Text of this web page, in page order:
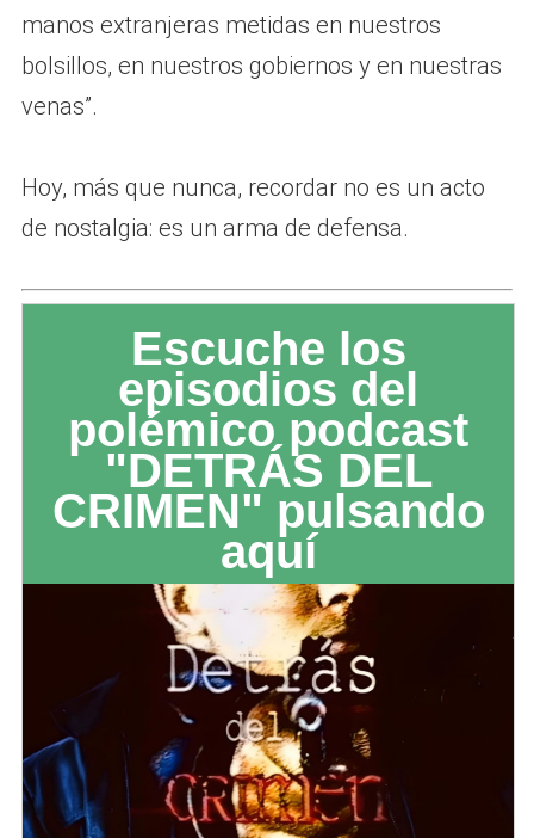
manos extranjeras metidas en nuestros
bolsillos, en nuestros gobiernos y en nuestras
venas”.
Hoy, más que nunca, recordar no es un acto
de nostalgia: es un arma de defensa.
Escuche los
episodios del
polémico podcast
"DETRÁS DEL
CRIMEN" pulsando
aquí